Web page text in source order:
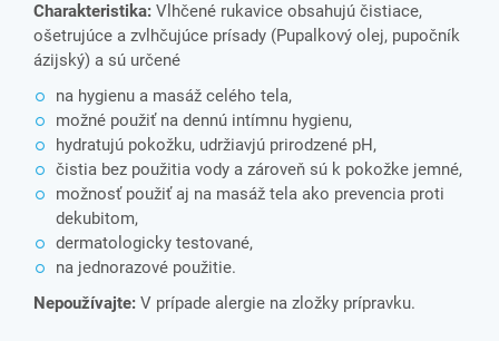
Charakteristika: Vlhčené rukavice obsahujú čistiace,
ošetrujúce a zvlhčujúce prísady (Pupalkový olej, pupočník
ázijský) a sú určené
na hygienu a masáž celého tela,
možné použiť na dennú intímnu hygienu,
hydratujú pokožku, udržiavjú prirodzené pH,
čistia bez použitia vody a zároveň sú k pokožke jemné,
možnosť použiť aj na masáž tela ako prevencia proti
dekubitom,
dermatologicky testované,
na jednorazové použitie.
Nepoužívajte: V prípade alergie na zložky prípravku.